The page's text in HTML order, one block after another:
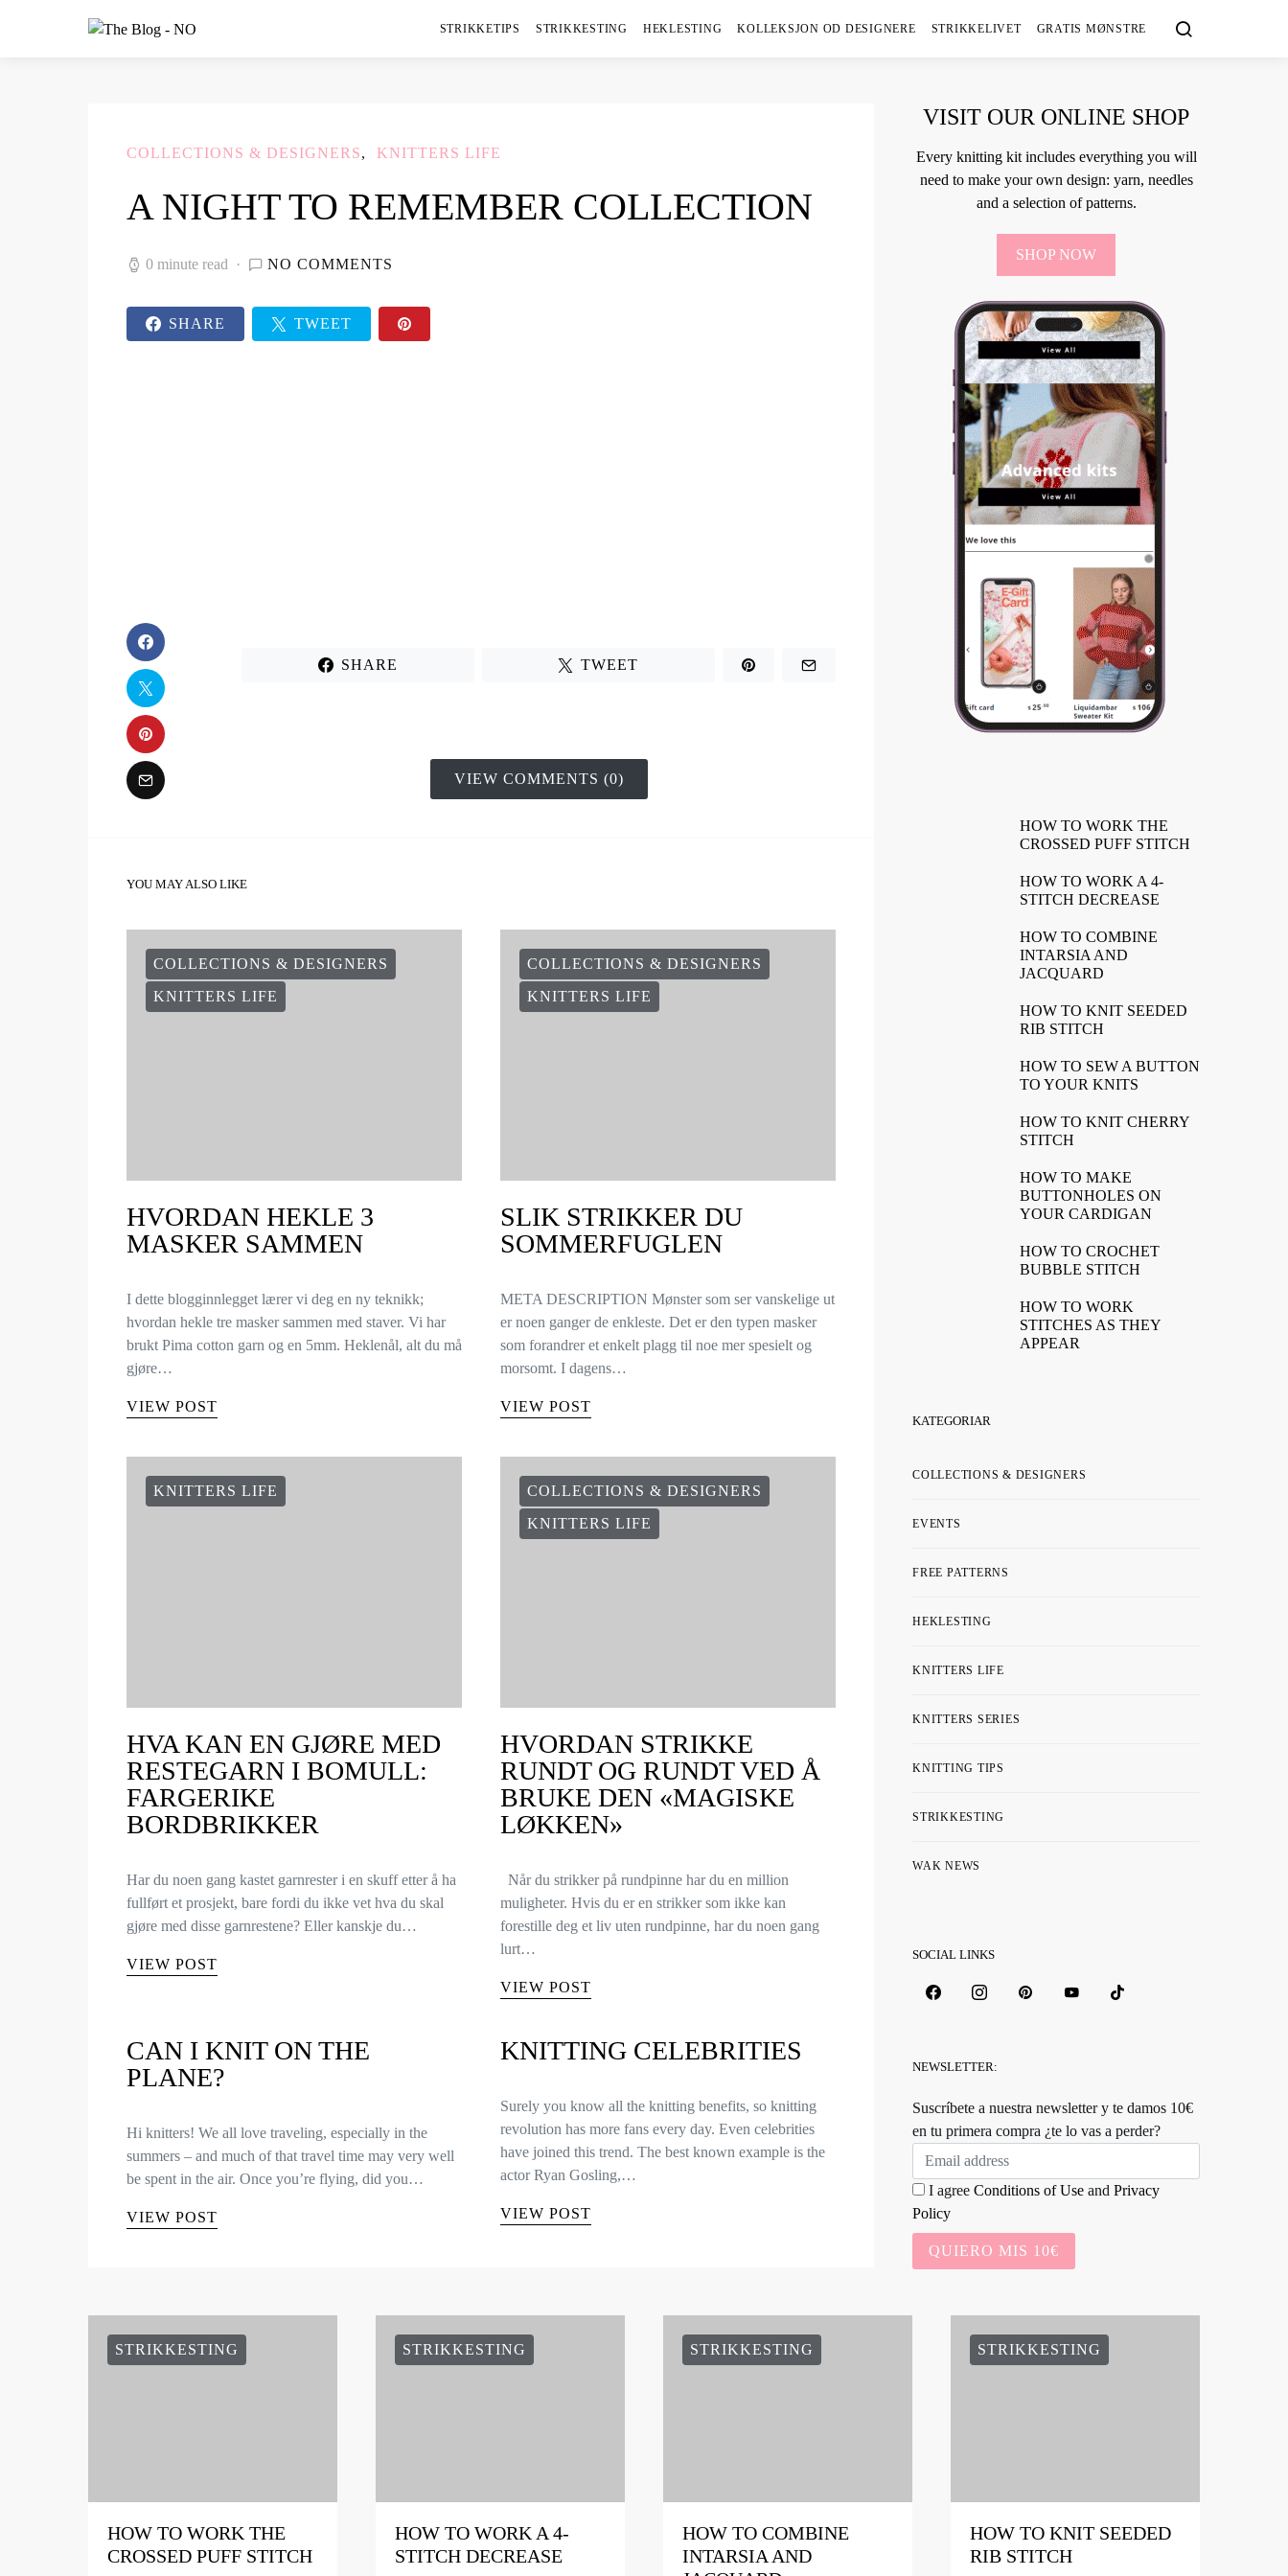
STRIKKETIPS STRIKKESTING HEKLESTING KOLLEKSJON OD DESIGNERE STRIKKELIVET GRATIS MØNSTRE
COLLECTIONS & DESIGNERS KNITTERS LIFE
A NIGHT TO REMEMBER COLLECTION
0 minute read NO COMMENTS
SHARE TWEET
SHARE TWEET
VIEW COMMENTS (0)
YOU MAY ALSO LIKE
COLLECTIONS & DESIGNERS
KNITTERS LIFE
HVORDAN HEKLE 3
MASKER SAMMEN
I dette blogginnlegget lærer vi deg en ny teknikk;
hvordan hekle tre masker sammen med staver. Vi har
brukt Pima cotton garn og en 5mm. Heklenål, alt du må
gjøre…
VIEW POST
COLLECTIONS & DESIGNERS
KNITTERS LIFE
SLIK STRIKKER DU
SOMMERFUGLEN
META DESCRIPTION Mønster som ser vanskelige ut
er noen ganger de enkleste. Det er den typen masker
som forandrer et enkelt plagg til noe mer spesielt og
morsomt. I dagens…
VIEW POST
KNITTERS LIFE
HVA KAN EN GJØRE MED
RESTEGARN I BOMULL:
FARGERIKE
BORDBRIKKER
Har du noen gang kastet garnrester i en skuff etter å ha
fullført et prosjekt, bare fordi du ikke vet hva du skal
gjøre med disse garnrestene? Eller kanskje du…
VIEW POST
COLLECTIONS & DESIGNERS
KNITTERS LIFE
HVORDAN STRIKKE
RUNDT OG RUNDT VED Å
BRUKE DEN «MAGISKE
LØKKEN»
Når du strikker på rundpinne har du en million
muligheter. Hvis du er en strikker som ikke kan
forestille deg et liv uten rundpinne, har du noen gang
lurt…
VIEW POST
CAN I KNIT ON THE
PLANE?
Hi knitters! We all love traveling, especially in the
summers – and much of that travel time may very well
be spent in the air. Once you’re flying, did you…
VIEW POST
KNITTING CELEBRITIES
Surely you know all the knitting benefits, so knitting
revolution has more fans every day. Even celebrities
have joined this trend. The best known example is the
actor Ryan Gosling,…
VIEW POST
VISIT OUR ONLINE SHOP
Every knitting kit includes everything you will
need to make your own design: yarn, needles
and a selection of patterns.
SHOP NOW
HOW TO WORK THE
CROSSED PUFF STITCH
HOW TO WORK A 4-
STITCH DECREASE
HOW TO COMBINE
INTARSIA AND
JACQUARD
HOW TO KNIT SEEDED
RIB STITCH
HOW TO SEW A BUTTON
TO YOUR KNITS
HOW TO KNIT CHERRY
STITCH
HOW TO MAKE
BUTTONHOLES ON
YOUR CARDIGAN
HOW TO CROCHET
BUBBLE STITCH
HOW TO WORK
STITCHES AS THEY
APPEAR
KATEGORIAR
COLLECTIONS & DESIGNERS
EVENTS
FREE PATTERNS
HEKLESTING
KNITTERS LIFE
KNITTERS SERIES
KNITTING TIPS
STRIKKESTING
WAK NEWS
SOCIAL LINKS
NEWSLETTER:
Suscríbete a nuestra newsletter y te damos 10€
en tu primera compra ¿te lo vas a perder?
I agree Conditions of Use and Privacy
Policy
QUIERO MIS 10€
STRIKKESTING
HOW TO WORK THE
CROSSED PUFF STITCH
STRIKKESTING
HOW TO WORK A 4-
STITCH DECREASE
STRIKKESTING
HOW TO COMBINE
INTARSIA AND
STRIKKESTING
HOW TO KNIT SEEDED
RIB STITCH